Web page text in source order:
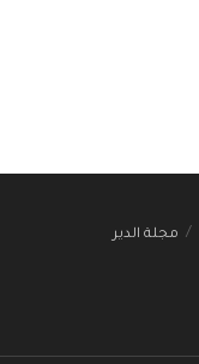
مجلة الدير